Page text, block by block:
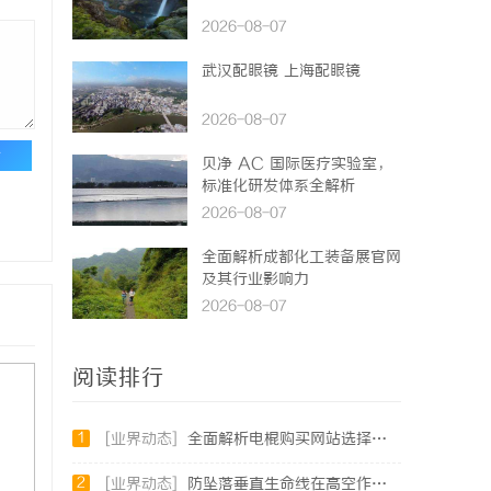
2026-08-07
武汉配眼镜 上海配眼镜
2026-08-07
贝净 AC 国际医疗实验室，
标准化研发体系全解析
2026-08-07
全面解析成都化工装备展官网
及其行业影响力
2026-08-07
阅读排行
1 [业界动态] 全面解析电棍购买网站选择及使用指南，保障安全与合法性
2 [业界动态] 防坠落垂直生命线在高空作业中的关键应用与安全保障